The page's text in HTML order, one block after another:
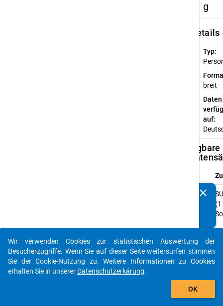
g
Details
Typ:
breit
Daten
auf:
Verfügbare
zu dem
Datensatz
clear
auto_stories
add_shopping_cart
Wir verwenden Cookies zur statistischen Auswertung der
Besucherzugriffe. Wenn Sie auf dieser Seite weitersurfen stimmen
Sie der Cookie-Nutzung zu. Weitere Informationen zu Cookies
erhalten Sie in unserer Datenschutzerkärung.
OK